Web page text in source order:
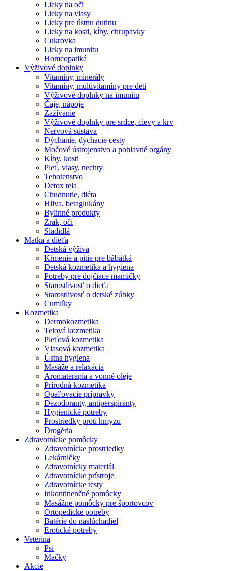
Lieky na oči
Lieky na vlasy
Lieky pre ústnu dutinu
Lieky na kosti, kĺby, chrupavky
Cukrovka
Lieky na imunitu
Homeopatiká
Výživové doplnky
Vitamíny, minerály
Vitamíny, multivitamíny pre deti
Výživové doplnky na imunitu
Čaje, nápoje
Zažívanie
Výživové doplnky pre srdce, cievy a krv
Nervová sústava
Dýchanie, dýchacie cesty
Močové ústrojenstvo a pohlavné orgány
Kĺby, kosti
Pleť, vlasy, nechty
Tehotenstvo
Detox tela
Chudnutie, diéta
Hliva, betaglukány
Bylinné produkty
Zrak, oči
Sladidlá
Matka a dieťa
Detská výživa
Kŕmenie a pitie pre bábätká
Detská kozmetika a hygiena
Potreby pre dojčiace mamičky
Starostlivosť o dieťa
Starostlivosť o detské zúbky
Cumlíky
Kozmetika
Dermokozmetika
Telová kozmetika
Pleťová kozmetika
Vlasová kozmetika
Ústna hygiena
Masáže a relaxácia
Aromaterapia a vonné oleje
Prírodná kozmetika
Opaľovacie prípravky
Dezodoranty, antiperspiranty
Hygienické potreby
Prostriedky proti hmyzu
Drogéria
Zdravotnícke pomôcky
Zdravotnícke prostriedky
Lekárničky
Zdravotnícky materiál
Zdravotnícke prístroje
Zdravotnícke testy
Inkontinenčné pomôcky
Masážne pomôcky pre športovcov
Ortopedické potreby
Batérie do naslúchadiel
Erotické potreby
Veterina
Psi
Mačky
Akcie